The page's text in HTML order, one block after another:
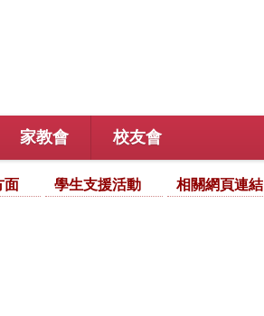
家教會 校友會
面 學生支援活動 相關網頁連結